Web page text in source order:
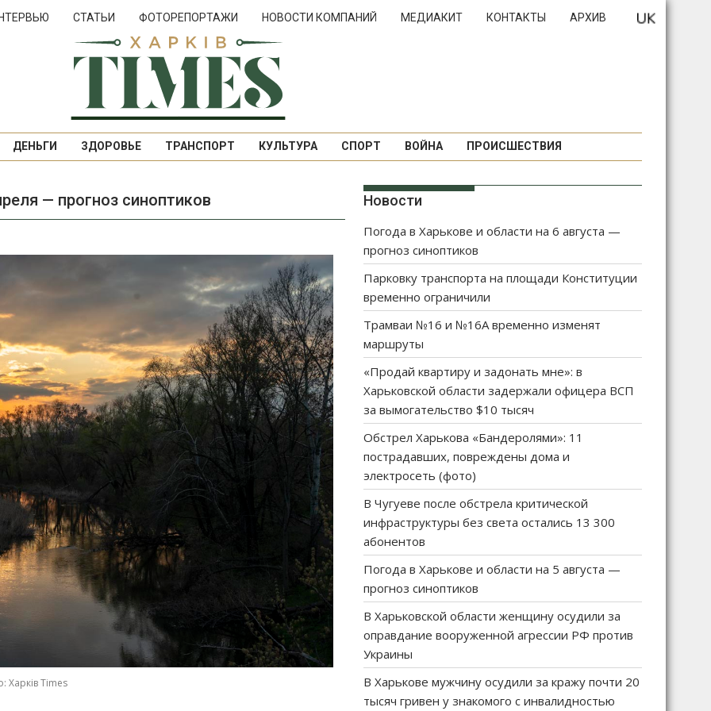
СТАТЬИ ФОТОРЕПОРТАЖИ НОВОСТИ КОМПАНИЙ МЕДИАКИТ КОНТАКТЫ АРХИВ
ДЕНЬГИ ЗДОРОВЬЕ ТРАНСПОРТ КУЛЬТУРА СПОРТ ВОЙНА ПРОИСШЕСТВИЯ
— прогноз синоптиков
Харків Times
Новости
Погода в Харькове и области на 6 августа —
прогноз синоптиков
Парковку транспорта на площади Конституции
временно ограничили
Трамваи №16 и №16А временно изменят
маршруты
«Продай квартиру и задонать мне»: в
Харьковской области задержали офицера ВСП
за вымогательство $10 тысяч
Обстрел Харькова «Бандеролями»: 11
пострадавших, повреждены дома и
электросеть (фото)
В Чугуеве после обстрела критической
инфраструктуры без света остались 13 300
абонентов
Погода в Харькове и области на 5 августа —
прогноз синоптиков
В Харьковской области женщину осудили за
оправдание вооруженной агрессии РФ против
Украины
В Харькове мужчину осудили за кражу почти 20
тысяч гривен у знакомого с инвалидностью